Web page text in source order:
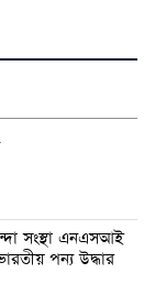
সংস্থা এনএসআই
পন্য উদ্ধার